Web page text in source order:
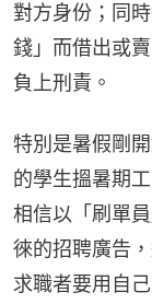
對方身份；同
錢」而借出或
負上刑責。
特別是暑假剛
的學生搵暑期
相信以「刷單
徠的招聘廣告
求職者要用自